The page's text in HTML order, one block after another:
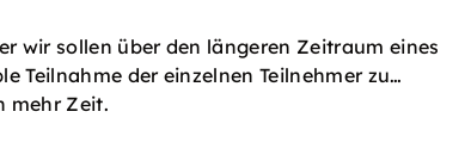
wir sollen über den längeren Zeitraum eines
Teilnahme der einzelnen Teilnehmer zu
mehr Zeit.